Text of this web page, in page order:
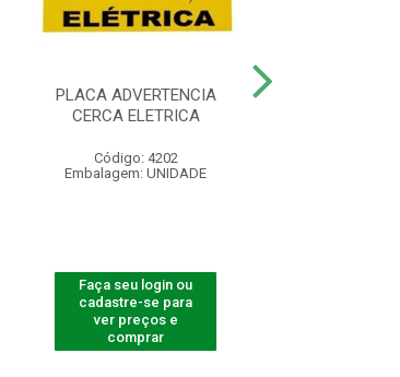
PLACA ADVERTENCIA
CERCA ELETRICA
Código: 4202
Embalagem: UNIDADE
Faça seu login ou
cadastre-se para
ver preços e
comprar